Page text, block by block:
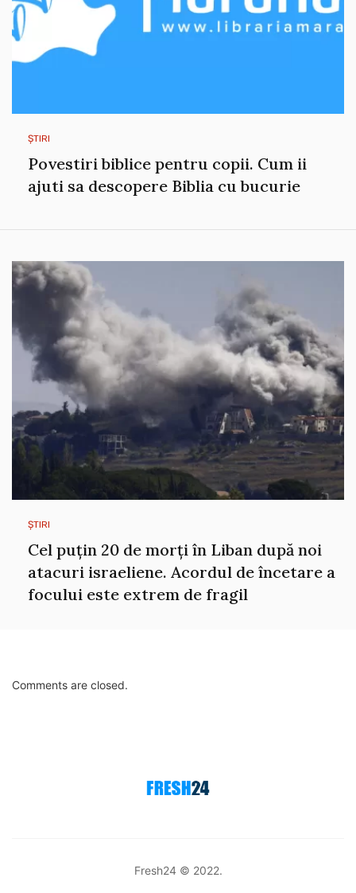
ȘTIRI
Povestiri biblice pentru copii. Cum ii
ajuti sa descopere Biblia cu bucurie
ȘTIRI
Cel puțin 20 de morți în Liban după noi
atacuri israeliene. Acordul de încetare a
focului este extrem de fragil
Comments are closed.
Fresh24 © 2022.